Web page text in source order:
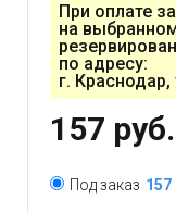
При оплате
на
по адресу:
г.
157 руб.
Под заказ 157